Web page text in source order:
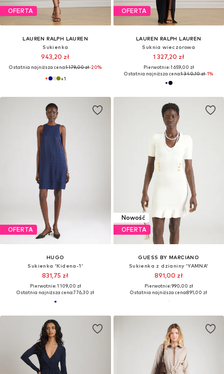
OFERTA
LAUREN RALPH LAUREN
Sukienka
943,20 zł
Ostatnia najniższa cena:1 179,00 zł-20%
+1
OFERTA
LAUREN RALPH LAUREN
Suknia wieczorowa
1 327,20 zł
Pierwotnie: 1 659,00 zł
Ostatnia najniższa cena:1 340,10 zł-1%
OFERTA
HUGO
Sukienka 'Kidena-1'
831,75 zł
Pierwotnie: 1 109,00 zł
Ostatnia najniższa cena:776,30 zł
Nowość
OFERTA
GUESS BY MARCIANO
Sukienka z dzianiny 'YAMNA'
891,00 zł
Pierwotnie: 990,00 zł
Ostatnia najniższa cena:891,00 zł